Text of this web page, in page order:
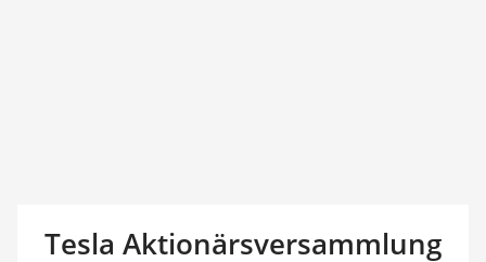
Tesla Aktionärsversammlung